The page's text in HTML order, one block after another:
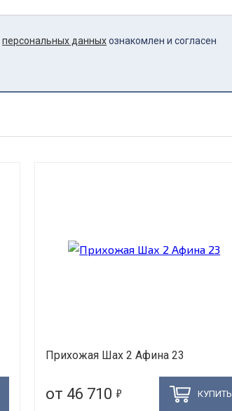
персональных данныхознакомлен и согласен
Прихожая Шах 2 Афина 23
от 46 710 5 КУПИТЬ